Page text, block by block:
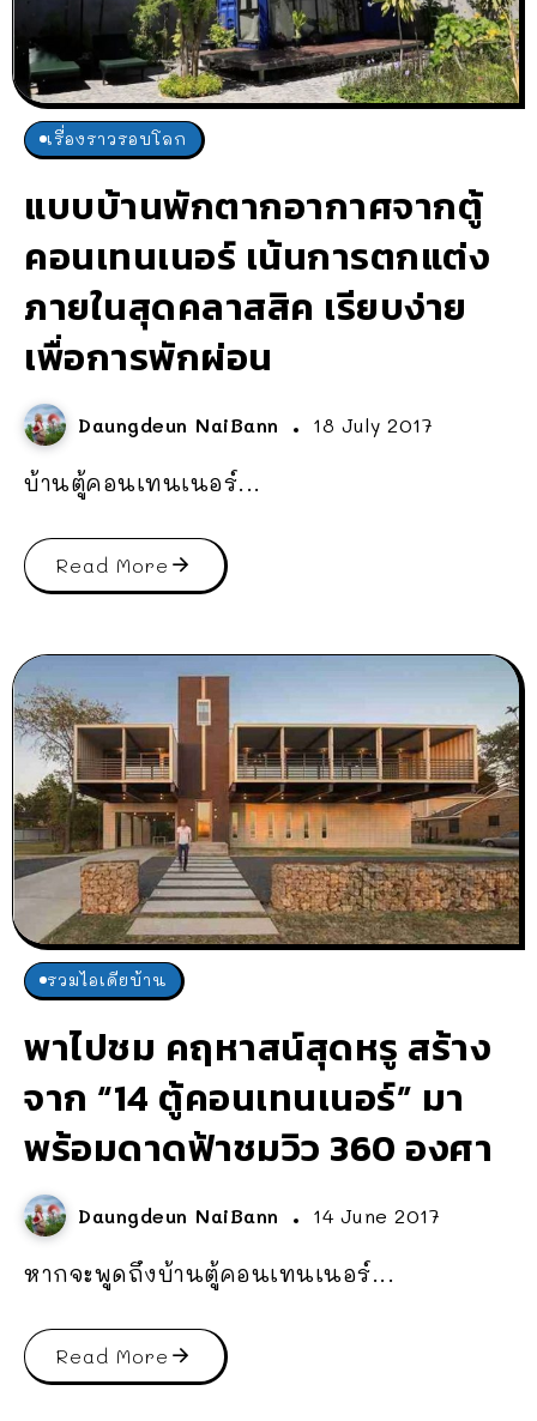
เรื่องราวรอบโลก
แบบบ้านพักตากอากาศจากตู้
คอนเทนเนอร์ เน้นการตกแต่ง
ภายในสุดคลาสสิค เรียบง่าย
เพื่อการพักผ่อน
Daungdeun NaiBann 18 July 2017
บ้านตู้คอนเทนเนอร์...
Read More
รวมไอเดียบ้าน
พาไปชม คฤหาสน์สุดหรู สร้าง
จาก “14 ตู้คอนเทนเนอร์” มา
พร้อมดาดฟ้าชมวิว 360 องศา
Daungdeun NaiBann 14 June 2017
หากจะพูดถึงบ้านตู้คอนเทนเนอร์...
Read More